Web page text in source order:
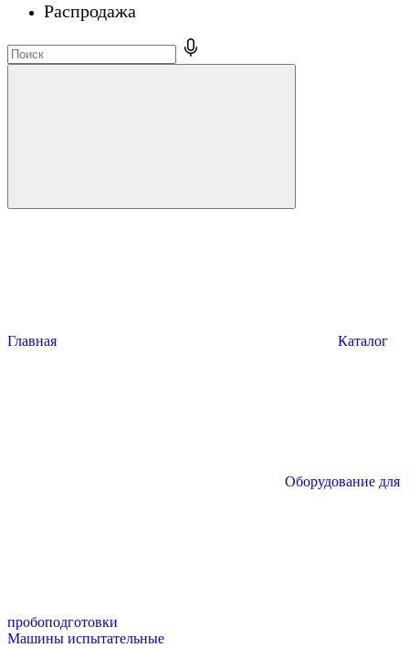
Распродажа
Главная Каталог
Оборудование для
пробоподготовки
Машины испытательные